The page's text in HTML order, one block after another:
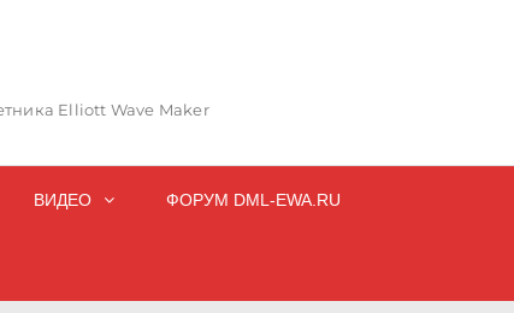
Elliott Wave Maker
ВИДЕО ФОРУМ DML-EWA.RU